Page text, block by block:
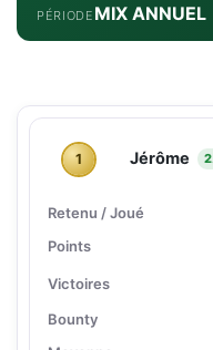
PÉRIODE MIX ANNUEL
1 Jérôme 2